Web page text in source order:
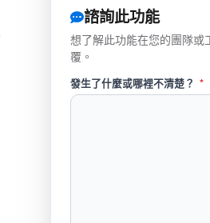
諮詢此功能
想了解此功能在您的團隊
覆。
發生了什麼或哪裡不清楚？ *